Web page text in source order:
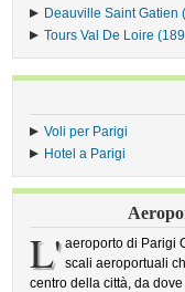
Deauville Saint Gatien
Tours Val De Loire
Voli per Parigi
Hotel a Parigi
L' aeroporto di Parigi
scali aeroportuali
centro della città, da